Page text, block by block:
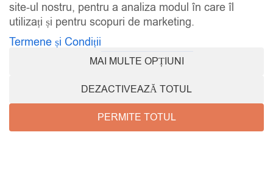
site-ul nostru, pentru a analiza modul în care îl
utilizați și pentru scopuri de marketing.
Termene și Condiții
MAI MULTE OPȚIUNI
DEZACTIVEAZĂ TOTUL
PERMITE TOTUL
COMPARE (0)